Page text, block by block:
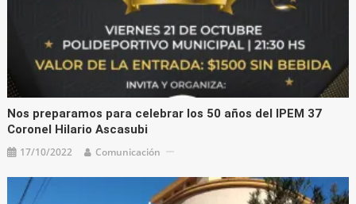
Nos preparamos para celebrar los 50 años del IPEM 37
Coronel Hilario Ascasubi
17/10/2022 Comunicación